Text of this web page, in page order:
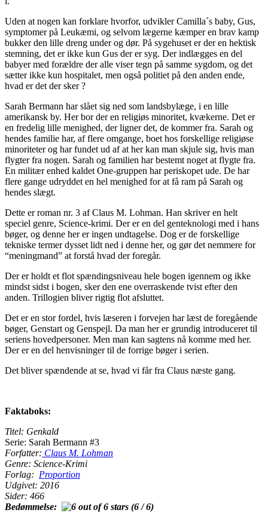
Uden at nogen kan forklare hvorfor, udvikler Camilla´s baby, Gus,
symptomer på Leukæmi, og selvom lægerne kæmper en brav kamp
bukker den lille dreng under og dør. På sygehuset er der en hektisk
stemning, det er ikke kun Gus der er syg. Der indlægges en del
babyer med forældre der alle viser tegn på samme sygdom, og det
sætter ikke kun hospitalet, men også politiet på den anden ende,
hvad er det der sker ?
Sarah Bermann har slået sig ned som landsbylæge, i en lille
amerikansk by. Her bor der en religiøs minoritet, kvækerne. Det er
en fredelig lille menighed, der ligner det, de kommer fra. Sarah og
hendes familie har, af flere omgange, boet hos forskellige religiøse
minoriteter og har fundet ud af at her kan man skjule sig, hvis man
flygter fra nogen. Sarah og familien har bestemt noget at flygte fra.
En militær enhed kaldet One-gruppen har periskopet ude. De har
flere gange udryddet en hel menighed for at få ram på Sarah og
hendes slægt.
Dette er roman nr. 3 af Claus M. Lohman. Han skriver en helt
speciel genre, Science-krimi. Der er en del genteknologi med i hans
bøger, og denne her er ingen undtagelse. Dog er de forskellige
tekniske termer dysset lidt ned i denne her, og gør det nemmere for
“meningmand” at forstå hvad der foregår.
Der er holdt et flot spændingsniveau hele bogen igennem og ikke
mindst sidst i bogen, sker den ene overraskende tvist efter den
anden. Trillogien bliver rigtig flot afsluttet.
Det er en stor fordel, hvis læseren i forvejen har læst de foregående
bøger, Genstart og Genspejl. Da man her er grundig introduceret til
seriens hovedpersoner. Men man kan sagtens nå komme med her.
Der er en del henvisninger til de forrige bøger i serien.
Det bliver spændende at se, hvad vi får fra Claus næste gang.
Faktaboks:
Titel: Genkald
Serie: Sarah Bermann #3
Forfatter: Claus M. Lohman
Genre: Science-Krimi
Forlag: Proportion
Udgivet: 2016
Sider: 466
Bedømmelse:
(6 / 6)